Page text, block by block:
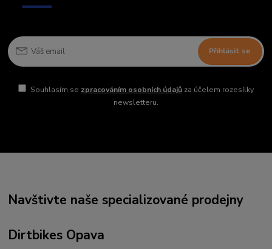
Přihlásit se
Souhlasím se zpracováním osobních údajůza účelem rozesílky
newsletteru.
Navštivte naše specializované prodejny
Dirtbikes Opava